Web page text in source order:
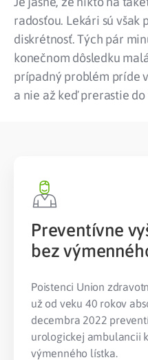
radosťou. Lekári sú však
diskrétnosť. Tých pár
konečnom dôsledku
prípadný problém príde
a nie až keď prerastie
Preventívne
bez
Poistenci Union
už od veku 40 rokov
decembra 2022
urologickej ambulancii
výmenného lístka.